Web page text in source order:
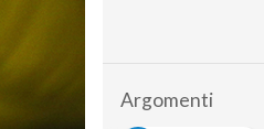
Argomenti